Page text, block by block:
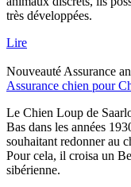
très développées.
Lire
Nouveauté Assurance
Assurance chien pour
Le Chien Loup de
Bas dans les années
souhaitant redonner au
Pour cela, il croisa un
sibérienne.